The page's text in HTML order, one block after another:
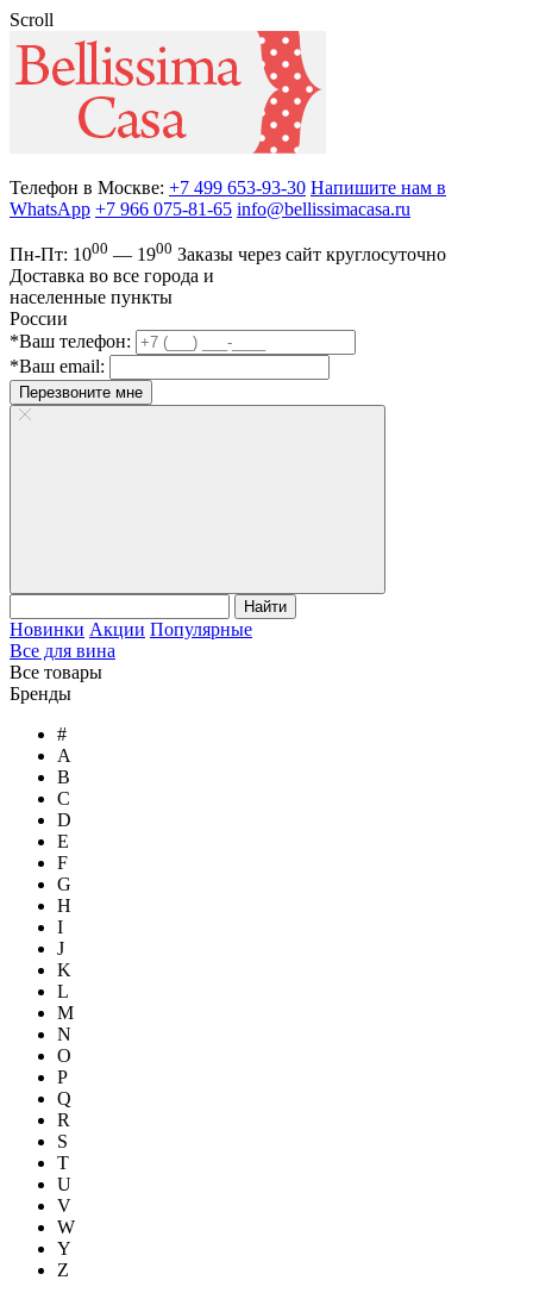
Scroll
Телефон в Москве: +7 499 653-93-30 Напишите нам в
WhatsApp +7 966 075-81-65 info@bellissimacasa.ru
Пн-Пт: 1000 — 1900 Заказы через сайт круглосуточно
Доставка во все города и
населенные пункты
России
*Ваш телефон:
*Ваш email:
Перезвоните мне
Найти
Новинки Акции Популярные
Все для вина
Все товары
Бренды
#
A
B
C
D
E
F
G
H
I
J
K
L
M
N
O
P
Q
R
S
T
U
V
W
Y
Z